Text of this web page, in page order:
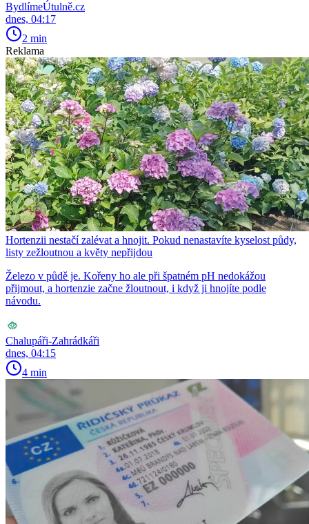
BydlímeÚtulně.cz
dnes, 04:17
2 min
Reklama
Hortenzii nestačí zalévat a hnojit. Pokud nenastavíte kyselost půdy,
listy zežloutnou a květy nepřijdou
Železo v půdě je. Kořeny ho ale při špatném pH nedokážou
přijmout, a hortenzie začne žloutnout, i když ji hnojíte podle
návodu.
Chalupáři-Zahrádkáři
dnes, 04:15
4 min